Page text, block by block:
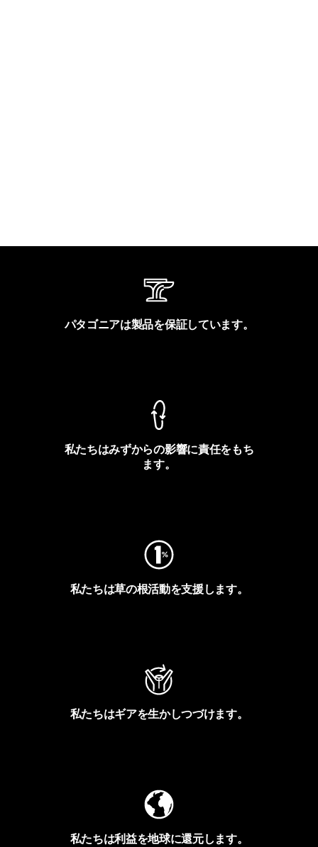
パタゴニアは製品を保証しています。
私たちはみずからの影響に責任をもち
ます。
私たちは草の根活動を支援します。
私たちはギアを生かしつづけます。
私たちは利益を地球に還元します。